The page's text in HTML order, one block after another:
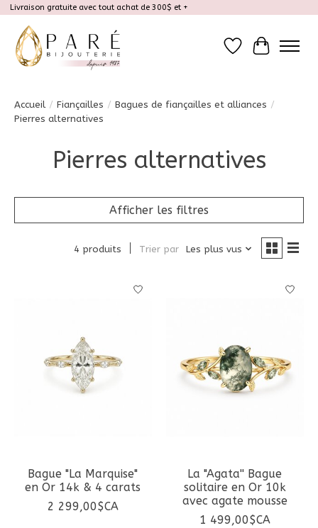
Livraison gratuite avec tout achat de 300$ et +
Liste dePanier
Accueil / Fiançailles / Bagues de fiançailles et alliances /
Pierres alternatives
Pierres alternatives
Afficher les filtres
4 produits Trier par Les plus vus
Bague "La Marquise"
en Or 14k & 4 carats
2 299,00$CA
La "Agata'' Bague
solitaire en Or 10k
avec agate mousse
1 499,00$CA